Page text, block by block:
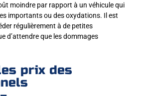
moindre par rapport à un véhicule qui
importants ou des oxydations. Il est
régulièrement à de petites
d’attendre que les dommages
prix des